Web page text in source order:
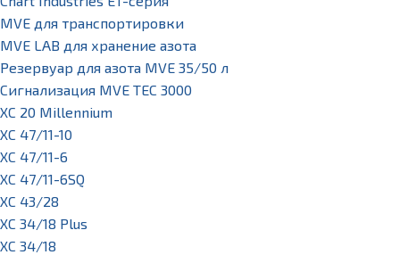
MVE для транспортировки
MVE LAB для хранение азота
Резервуар для азота MVE 35/50 л
Сигнализация MVE TEC 3000
XC 20 Millennium
XC 47/11-10
XC 47/11-6
XC 47/11-6SQ
XC 43/28
XC 34/18 Plus
XC 34/18